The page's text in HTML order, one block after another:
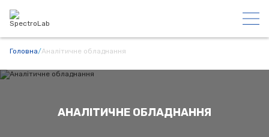
Головна/Аналітичне обладнання
АНАЛІТИЧНЕ ОБЛАДНАННЯ